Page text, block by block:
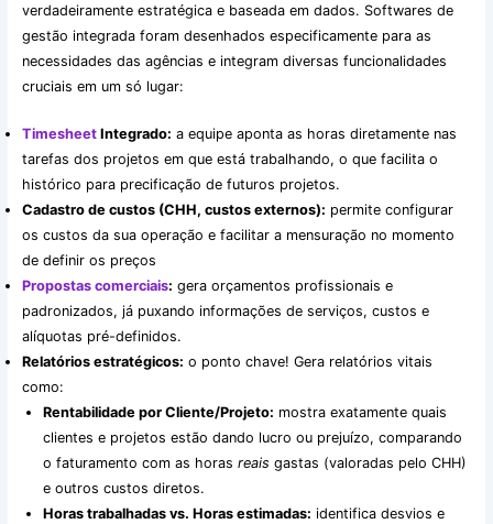
verdadeiramente estratégica e baseada em dados. Softwares de
gestão integrada foram desenhados especificamente para as
necessidades das agências e integram diversas funcionalidades
cruciais em um só lugar:
TimesheetIntegrado: a equipe aponta as horas diretamente nas
tarefas dos projetos em que está trabalhando, o que facilita o
histórico para precificação de futuros projetos.
Cadastro de custos (CHH, custos externos): permite configurar
os custos da sua operação e facilitar a mensuração no momento
de definir os preços
Propostas comerciais: gera orçamentos profissionais e
padronizados, já puxando informações de serviços, custos e
alíquotas pré-definidos.
Relatórios estratégicos: o ponto chave! Gera relatórios vitais
como:
Rentabilidade por Cliente/Projeto: mostra exatamente quais
clientes e projetos estão dando lucro ou prejuízo, comparando
o faturamento com as horas reais gastas (valoradas pelo CHH)
e outros custos diretos.
Horas trabalhadas vs. Horas estimadas: identifica desvios e